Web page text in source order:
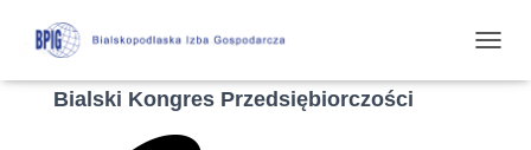
R
Bialski Kongres Przedsiębiorczości